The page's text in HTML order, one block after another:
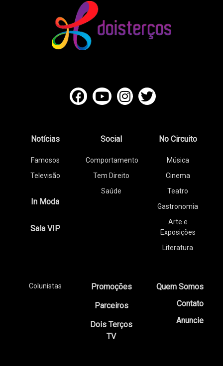
Notícias
Famosos
Televisão
In Moda
Sala VIP
Social
Comportamento
Tem Direito
Saúde
No Circuito
Música
Cinema
Teatro
Gastronomia
Arte e
Exposições
Literatura
Colunistas
Promoções
Parceiros
Dois Terços
TV
Quem Somos
Contato
Anuncie